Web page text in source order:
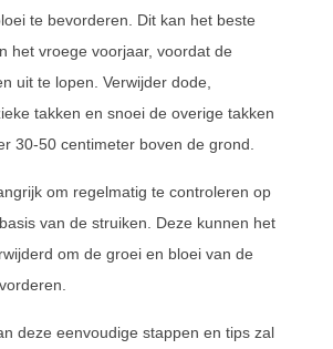
te bevorderen. Dit kan het beste
het vroege voorjaar, voordat de
uit te lopen. Verwijder dode,
takken en snoei de overige takken
30-50 centimeter boven de grond.
om regelmatig te controleren op
van de struiken. Deze kunnen het
om de groei en bloei van de
deze eenvoudige stappen en tips zal